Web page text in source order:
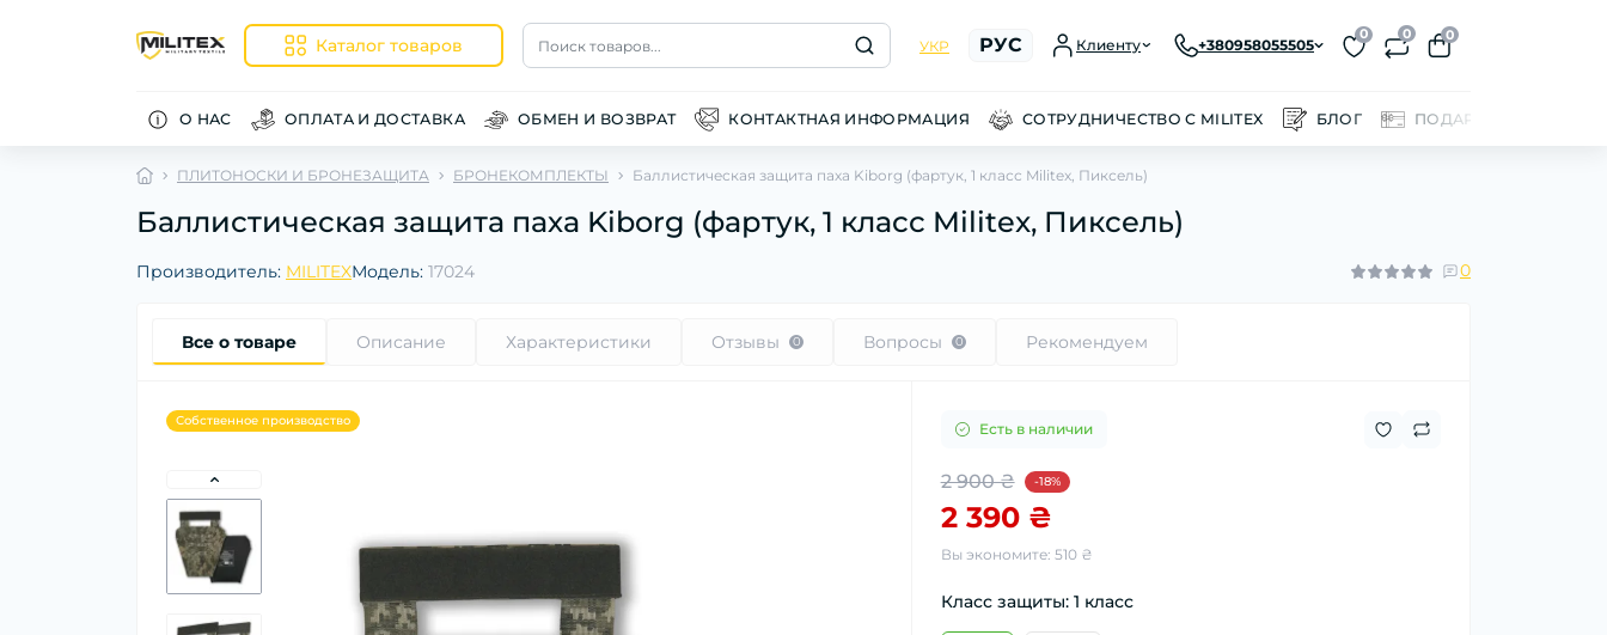
Каталог товаров Поиск товаров... УКР РУС Клиенту +380958055505
0 0 0
О НАС ОПЛАТА И ДОСТАВКА ОБМЕН И ВОЗВРАТ КОНТАКТНАЯ ИНФОРМАЦИЯ СОТРУДНИЧЕСТВО С MILITEX БЛОГ ПОДАРОЧНЫЕ
ПЛИТОНОСКИ И БРОНЕЗАЩИТА БРОНЕКОМПЛЕКТЫ Баллистическая защита паха Kiborg (фартук, 1 класс Militex, Пиксель)
Баллистическая защита паха Kiborg (фартук, 1 класс Militex, Пиксель)
Производитель: MILITEXМодель: 17024 0
Все о товаре Описание Характеристики Отзывы 0 Вопросы 0 Рекомендуем
Собственное производство Есть в наличии
2 900 ₴ -18%
2 390 ₴
Вы экономите: 510 ₴
Класс защиты: 1 класс